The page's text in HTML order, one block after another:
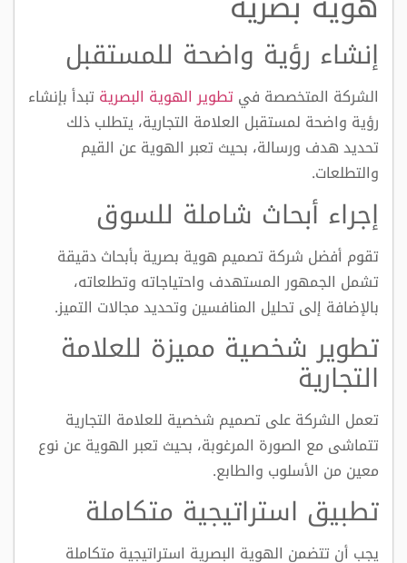
إنشاء رؤية واضحة للمستقبل
الشركة المتخصصة فيتطويرالهوية البصرية تبدأ بإنشاء
رؤية واضحة لمستقبل العلامة التجارية، يتطلب ذلك
تحديد هدف ورسالة، بحيث تعبر الهوية عن القيم
والتطلعات.
إجراء أبحاث شاملة للسوق
تقوم أفضل شركة تصميم هوية بصرية بأبحاث دقيقة
تشمل الجمهور المستهدف واحتياجاته وتطلعاته،
بالإضافة إلى تحليل المنافسين وتحديد مجالات التميز.
تطوير شخصية مميزة للعلامة
التجارية
تعمل الشركة على تصميم شخصية للعلامة التجارية
تتماشى مع الصورة المرغوبة، بحيث تعبر الهوية عن نوع
معين من الأسلوب والطابع.
تطبيق استراتيجية متكاملة
يجب أن تتضمن الهوية البصرية استراتيجية متكاملة